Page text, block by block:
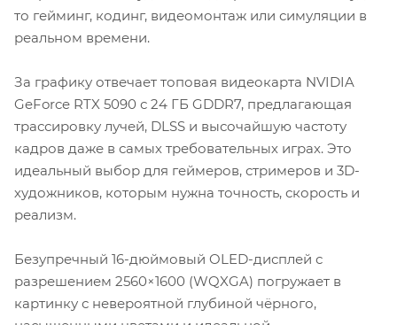
то гейминг, кодинг, видеомонтаж или симуляции в
реальном времени.
За графику отвечает топовая видеокарта NVIDIA
GeForce RTX 5090 с 24 ГБ GDDR7, предлагающая
трассировку лучей, DLSS и высочайшую частоту
кадров даже в самых требовательных играх. Это
идеальный выбор для геймеров, стримеров и 3D-
художников, которым нужна точность, скорость и
реализм.
Безупречный 16-дюймовый OLED-дисплей с
разрешением 2560×1600 (WQXGA) погружает в
картинку с невероятной глубиной чёрного,